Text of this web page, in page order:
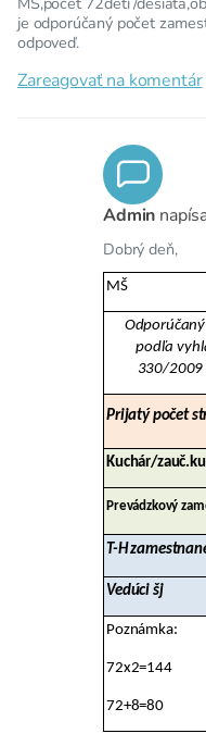
je odporúčaný počet
odpoveď.
Zareagovať na komentár
Admin
Dobrý deň,
MŠ
podľa
330/2009
Prijatý počet
Kuchár/
Prevádzkový
T-H
Vedúci šj
Poznámka:
72x2=144
72+8=80